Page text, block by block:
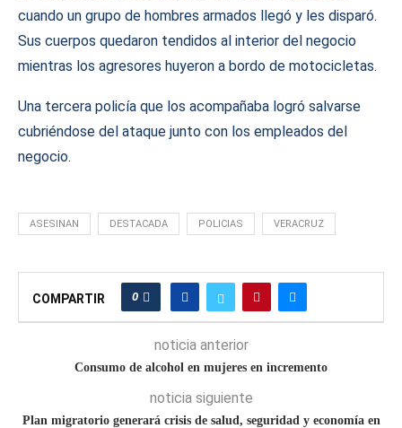
cuando un grupo de hombres armados llegó y les disparó.
Sus cuerpos quedaron tendidos al interior del negocio
mientras los agresores huyeron a bordo de motocicletas.
Una tercera policía que los acompañaba logró salvarse
cubriéndose del ataque junto con los empleados del
negocio.
ASESINAN DESTACADA POLICIAS VERACRUZ
COMPARTIR 0
noticia anterior
Consumo de alcohol en mujeres en incremento
noticia siguiente
Plan migratorio generará crisis de salud, seguridad y economía en